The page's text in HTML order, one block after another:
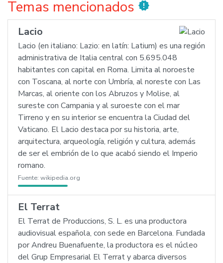
Temas mencionados new_releases
Lacio
Lacio (en italiano: Lazio: en latín: Latium) es una región
administrativa de Italia central con 5.695.048
habitantes con capital en Roma. Limita al noroeste
con Toscana, al norte con Umbría, al noreste con Las
Marcas, al oriente con los Abruzos y Molise, al
sureste con Campania y al suroeste con el mar
Tirreno y en su interior se encuentra la Ciudad del
Vaticano. El Lacio destaca por su historia, arte,
arquitectura, arqueología, religión y cultura, además
de ser el embrión de lo que acabó siendo el Imperio
romano.
Fuente: wikipedia.org
El Terrat
El Terrat de Produccions, S. L. es una productora
audiovisual española, con sede en Barcelona. Fundada
por Andreu Buenafuente, la productora es el núcleo
del Grup Empresarial El Terrat y abarca diversos